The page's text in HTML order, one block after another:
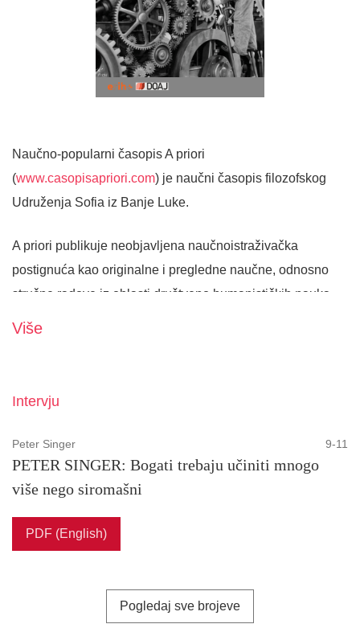
Naučno-popularni časopis A priori
(www.casopisapriori.com) je naučni časopis filozofskog
Udruženja Sofia iz Banje Luke.
A priori publikuje neobjavljena naučnoistraživačka
postignuća kao originalne i pregledne naučne, odnosno
stručne radove iz oblasti društveno humanističkih nauka,
• prevodi,
• prikazi,
• poezija,
• učenici,
• komentari,
Više
Intervju
Peter Singer 9-11
PETER SINGER: Bogati trebaju učiniti mnogo
više nego siromašni
PDF (English)
Pogledaj sve brojeve